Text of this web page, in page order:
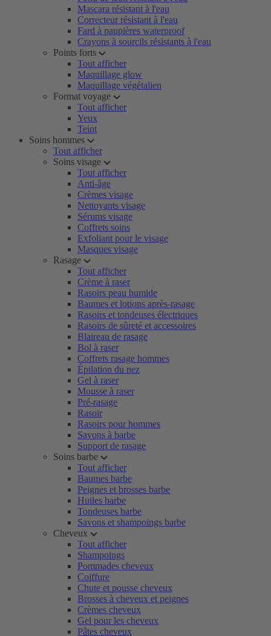
Mascara résistant à l'eau
Correcteur résistant à l'eau
Fard à paupières waterproof
Crayons à sourcils résistants à l'eau
Points forts
Tout afficher
Maquillage glow
Maquillage végétalien
Format voyage
Tout afficher
Yeux
Teint
Soins hommes
Tout afficher
Soins visage
Tout afficher
Anti-âge
Crèmes visage
Nettoyants visage
Sérums visage
Coffrets soins
Exfoliant pour le visage
Masques visage
Rasage
Tout afficher
Crème à raser
Rasoirs peau humide
Baumes et lotions après-rasage
Rasoirs et tondeuses électriques
Rasoirs de sûreté et accessoires
Blaireau de rasage
Bol à raser
Coffrets rasage hommes
Épilation du nez
Gel à raser
Mousse à raser
Pré-rasage
Rasoir
Rasoirs pour hommes
Savons à barbe
Support de rasage
Soins barbe
Tout afficher
Baumes barbe
Peignes et brosses barbe
Huiles barbe
Tondeuses barbe
Savons et shampoings barbe
Cheveux
Tout afficher
Shampoings
Pommades cheveux
Coiffure
Chute et pousse cheveux
Brosses à cheveux et peignes
Crèmes cheveux
Gel pour les cheveux
Pâtes cheveux